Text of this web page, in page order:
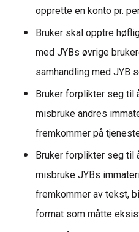
opprette en konto pr.
Bruker skal opptre
med JYBs øvrige
samhandling med JYB
Bruker forplikter seg til
misbruke andres
fremkommer på
Bruker forplikter seg til
misbruke JYBs
fremkommer av tekst,
format som måtte